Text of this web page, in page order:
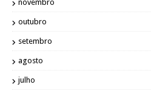
novembro
outubro
setembro
agosto
julho